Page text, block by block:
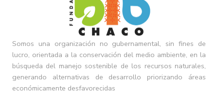
Somos una organización no gubernamental, sin fines de
lucro, orientada a la conservación del medio ambiente, en la
búsqueda del manejo sostenible de los recursos naturales,
generando alternativas de desarrollo priorizando áreas
económicamente desfavorecidas